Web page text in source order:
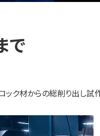
で
ック材からの総削り出し